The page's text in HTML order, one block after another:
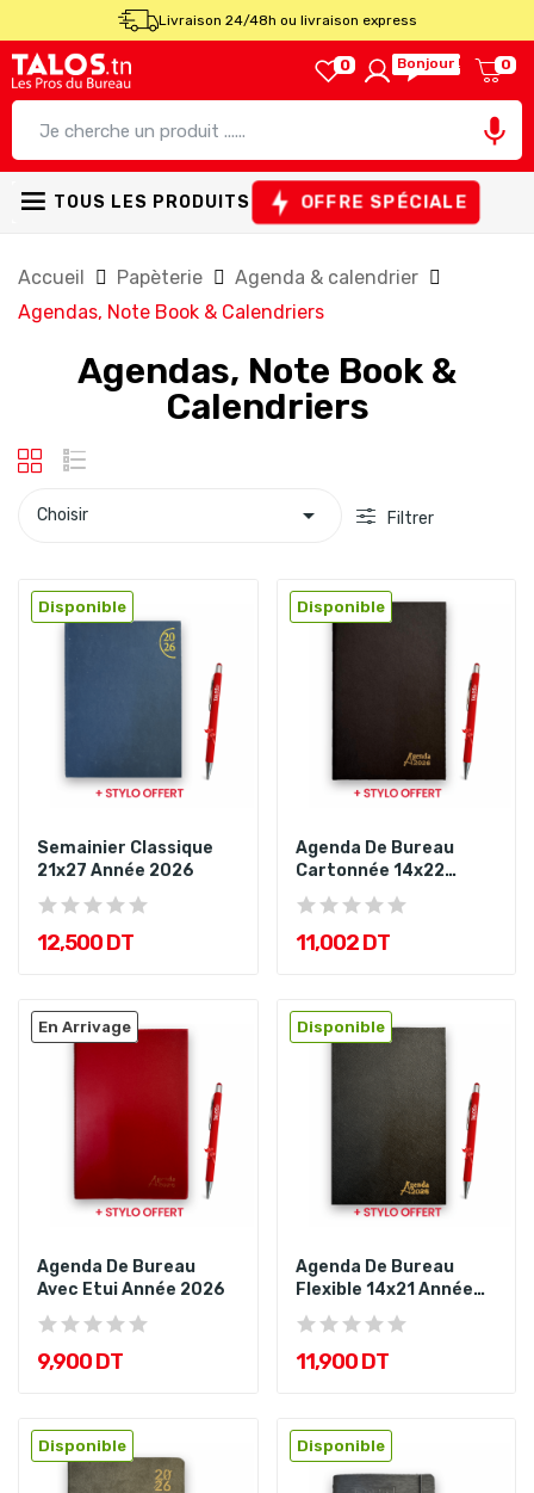
Livraison 24/48h ou livraison express
0 Bonjour ! 0

TOUS LES PRODUITS OFFRE SPÉCIALE
Accueil Papèterie
Agenda & calendrier
Agendas, Note Book & Calendriers
Agendas, Note Book &
Calendriers
Choisir  Filtrer
Disponible
Semainier Classique
21x27 Année 2026
12,500 DT
Disponible
Agenda De Bureau
Cartonnée 14x22
Année 2026
11,002 DT
En Arrivage
Agenda De Bureau
Avec Etui Année 2026
9,900 DT
Disponible
Agenda De Bureau
Flexible 14x21 Année
2026
11,900 DT
Disponible Disponible